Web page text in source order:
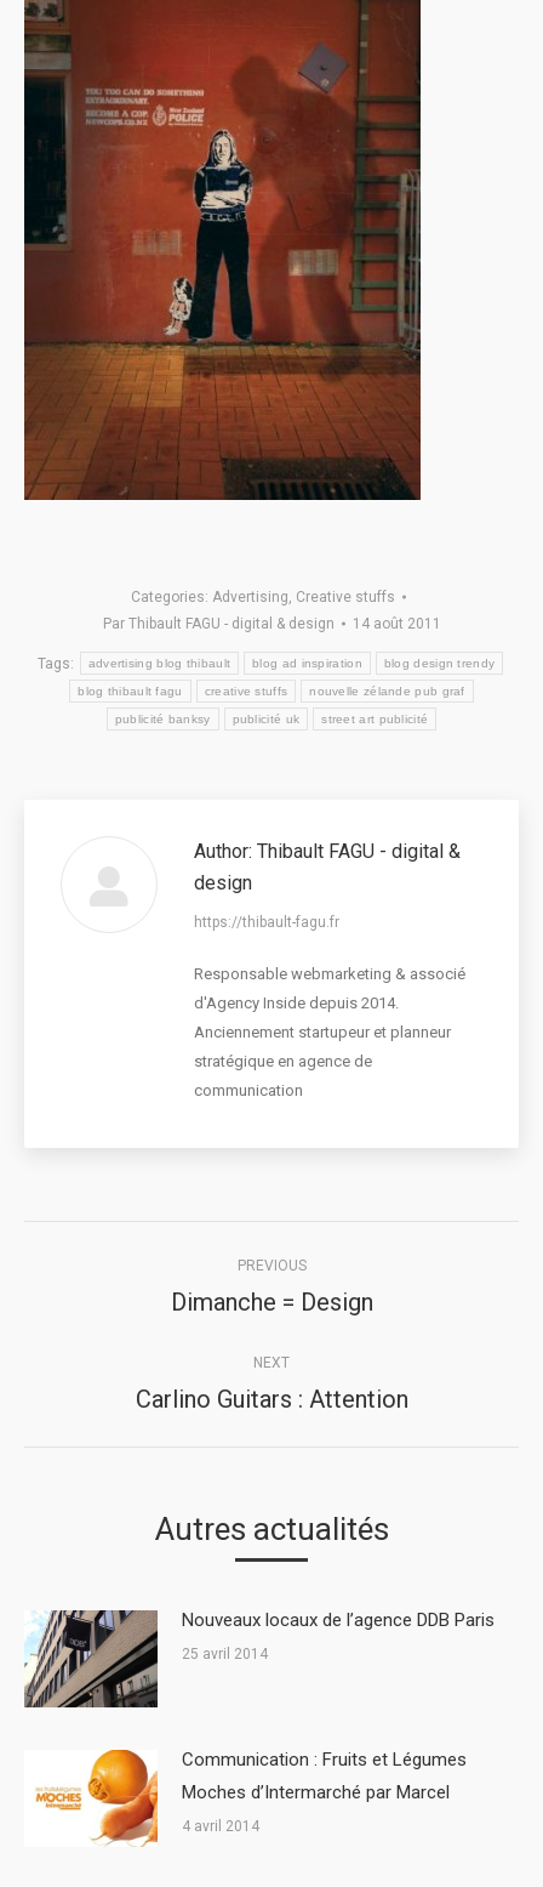
Categories: Advertising, Creative stuffs
Par Thibault FAGU - digital & design 14 août 2011
Tags: advertising blog thibault blog ad inspiration blog design trendy
blog thibault fagu creative stuffs nouvelle zélande pub graf
publicité banksy publicité uk street art publicité
Author: Thibault FAGU - digital &
design
https://thibault-fagu.fr
Responsable webmarketing & associé
d'Agency Inside depuis 2014.
Anciennement startupeur et planneur
stratégique en agence de
communication
navigation
PREVIOUS
Previous
Dimanche = Design
NEXT
Next
Carlino Guitars : Attention
Autres actualités
Nouveaux locaux de l’agence DDB Paris
25 avril 2014
Communication : Fruits et Légumes
Moches d’Intermarché par Marcel
4 avril 2014